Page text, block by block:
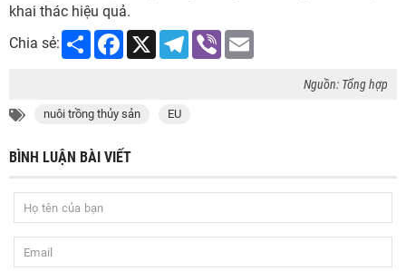
khai thác hiệu quả.
Chia sẻ:
Share Facebook
X Telegram
Viber
Nguồn: Tổng hợp
nuôi trồng thủy sản EU
BÌNH LUẬN BÀI VIẾT